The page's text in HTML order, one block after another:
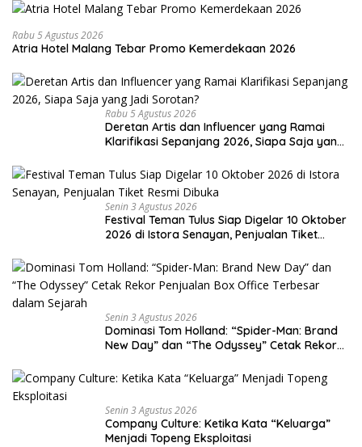
Rabu 5 Agustus 2026
Atria Hotel Malang Tebar Promo Kemerdekaan 2026
Rabu 5 Agustus 2026
Deretan Artis dan Influencer yang Ramai
Klarifikasi Sepanjang 2026, Siapa Saja yang
Senin 3 Agustus 2026
Festival Teman Tulus Siap Digelar 10 Oktober
2026 di Istora Senayan, Penjualan Tiket
Senin 3 Agustus 2026
Dominasi Tom Holland: “Spider-Man: Brand
New Day” dan “The Odyssey” Cetak Rekor
Sejarah
Senin 3 Agustus 2026
Company Culture: Ketika Kata “Keluarga”
Menjadi Topeng Eksploitasi